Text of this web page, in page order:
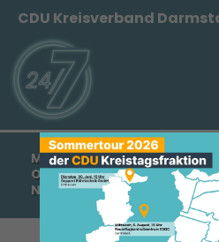
CDU Kreisverband
MANFRED PENTZ: FDP HAT
OPPOSITIONSPARTEI
NICHT GEFUNDEN